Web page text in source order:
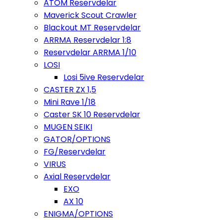
ATOM Reservdelar
Maverick Scout Crawler
Blackout MT Reservdelar
ARRMA Reservdelar 1:8
Reservdelar ARRMA 1/10
LOSI
Losi 5ive Reservdelar
CASTER ZX 1,5
Mini Rave 1/18
Caster SK 10 Reservdelar
MUGEN SEIKI
GATOR/OPTIONS
FG/Reservdelar
VIRUS
Axial Reservdelar
EXO
AX 10
ENIGMA/OPTIONS